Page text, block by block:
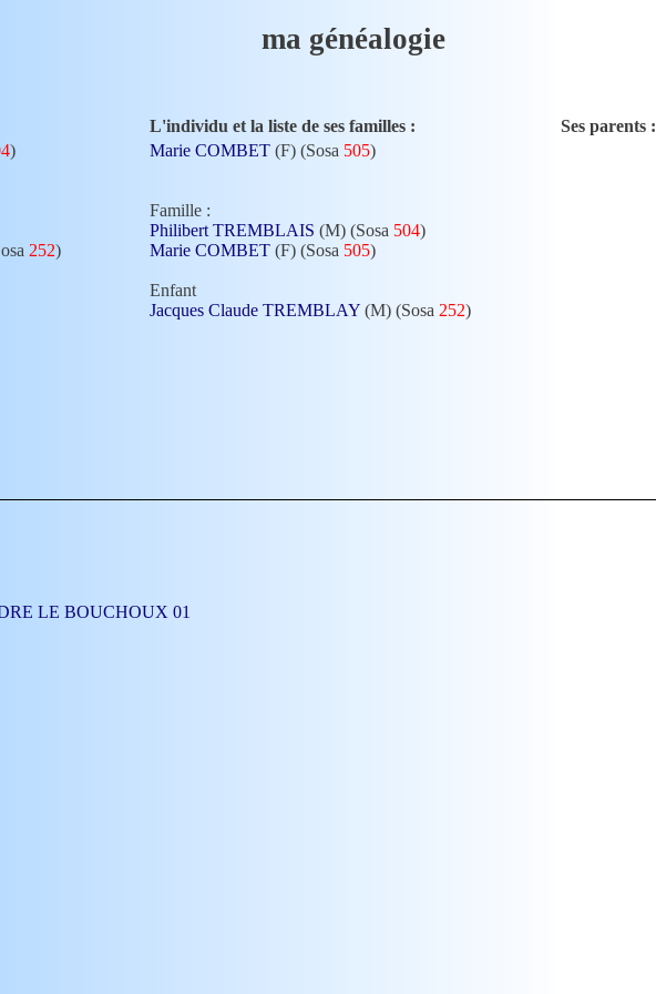
ma généalogie
L'individu et la liste de ses familles :
Ses parents :
)
252)
Marie COMBET (F) (Sosa 505)
Famille :
Philibert TREMBLAIS (M) (Sosa 504)
Marie COMBET (F) (Sosa 505)
Enfant
Jacques Claude TREMBLAY (M) (Sosa 252)
LE BOUCHOUX 01